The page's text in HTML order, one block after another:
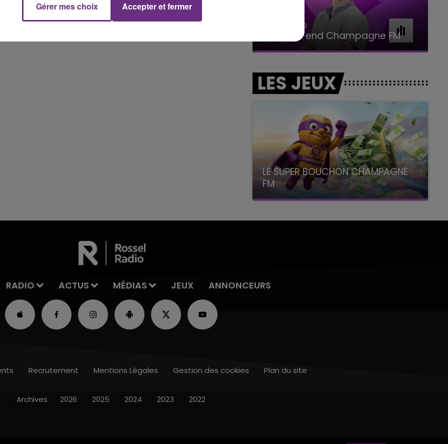
16h00 - 20h00
Le Week-end Champagne FM
LES JEUX
LE SUPER BOUCHON CHAMPAGNE
FM
avec La Famille Champagne FM, à 8H10
RADIO ACTUS MÉDIAS JEUX ANNONCEURS
Recrutement Mentions Légales Gestion des cookies Plan du site
Archives 2026 2025 2024 2023 2022
Gérer mes choix Accepter et fermer